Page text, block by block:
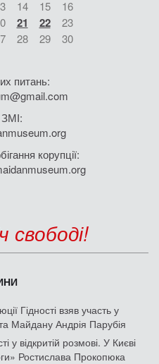
14 15
16
21 22
23
28 29
30
питань:
корупції:
свободі!
Гідності взяв участь у
Майдану Андрія Парубія
у відкритій розмові. У Києві
Ростислава Прокопюка